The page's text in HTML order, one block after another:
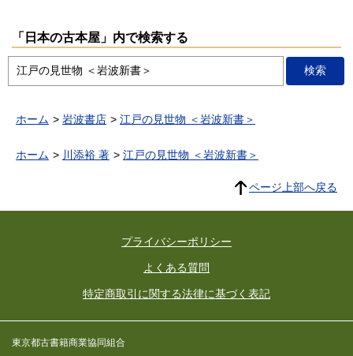
「日本の古本屋」内で検索する
ホーム 岩波書店 江戸の見世物 ＜岩波新書＞
ホーム 川添裕 著 江戸の見世物 ＜岩波新書＞
ページ上部へ戻る
プライバシーポリシー
よくある質問
特定商取引に関する法律に基づく表記
東京都古書籍商業協同組合